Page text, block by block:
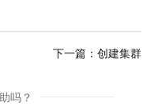
下一篇： 创建集群
吗？